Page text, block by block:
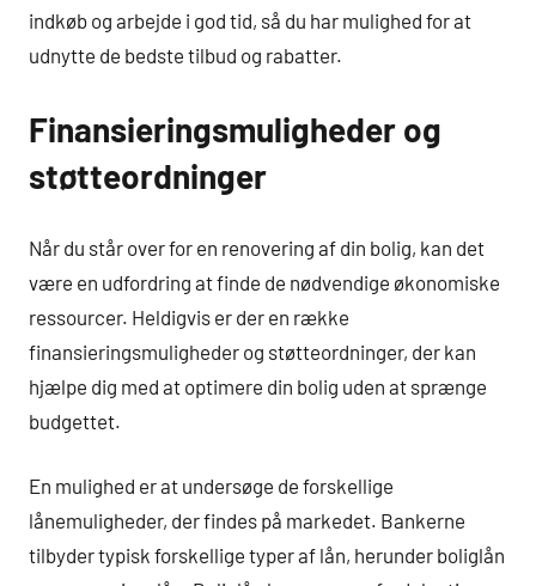
indkøb og arbejde i god tid, så du har mulighed for at
udnytte de bedste tilbud og rabatter.
Finansieringsmuligheder og
støtteordninger
Når du står over for en renovering af din bolig, kan det
være en udfordring at finde de nødvendige økonomiske
ressourcer. Heldigvis er der en række
finansieringsmuligheder og støtteordninger, der kan
hjælpe dig med at optimere din bolig uden at sprænge
budgettet.
En mulighed er at undersøge de forskellige
lånemuligheder, der findes på markedet. Bankerne
tilbyder typisk forskellige typer af lån, herunder boliglån